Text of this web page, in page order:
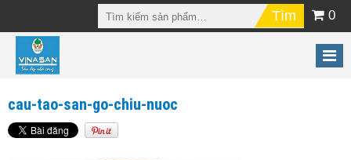
0
cau-tao-san-go-chiu-nuoc